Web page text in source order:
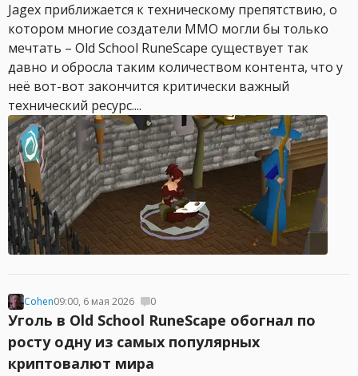
Jagex приближается к техническому препятствию, о
котором многие создатели MMO могли бы только
мечтать – Old School RuneScape существует так
давно и обросла таким количеством контента, что у
неё вот-вот закончится критически важный
технический ресурс....
Cohen09:00, 6 мая 2026 0
Уголь в Old School RuneScape обогнал по
росту одну из самых популярных
криптовалют мира